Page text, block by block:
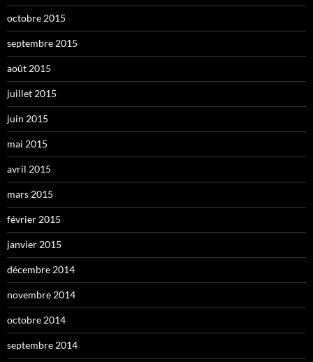
octobre 2015
septembre 2015
août 2015
juillet 2015
juin 2015
mai 2015
avril 2015
mars 2015
février 2015
janvier 2015
décembre 2014
novembre 2014
octobre 2014
septembre 2014